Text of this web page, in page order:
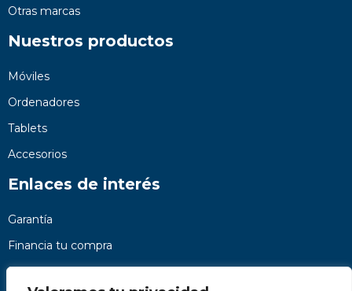
Otras marcas
Nuestros productos
Móviles
Ordenadores
Tablets
Accesorios
Enlaces de interés
Garantía
Financia tu compra
Preguntas frecuentes